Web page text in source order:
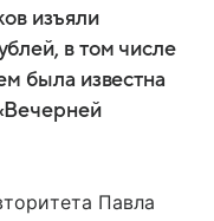
изъяли
в том числе
была известна
Павла